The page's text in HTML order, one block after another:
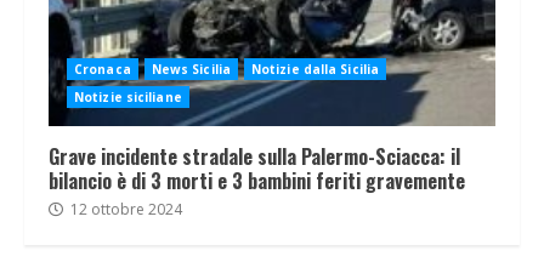
Cronaca News Sicilia
Notizie dalla Sicilia
Notizie siciliane
Grave incidente stradale sulla Palermo-Sciacca: il
bilancio è di 3 morti e 3 bambini feriti gravemente
12 ottobre 2024